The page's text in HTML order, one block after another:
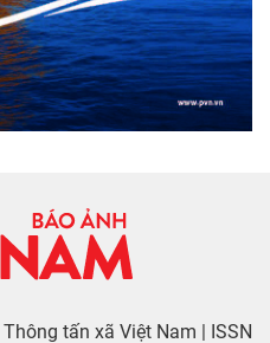
tấn xã Việt Nam | ISSN